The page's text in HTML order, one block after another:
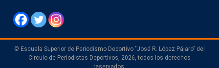
© Escuela Superior de Periodismo Deportivo "José R. López Pájaro" del
Círculo de Periodistas Deportivos, 2026, todos los derechos
reservados.